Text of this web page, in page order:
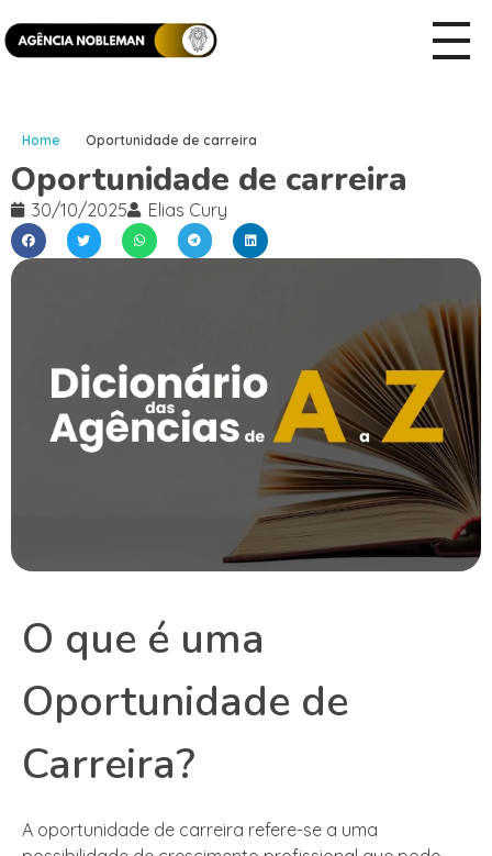
Home Oportunidade de carreira
Oportunidade de carreira
30/10/2025 Elias Cury
O que é uma
Oportunidade de
Carreira?
A oportunidade de carreira refere-se a uma